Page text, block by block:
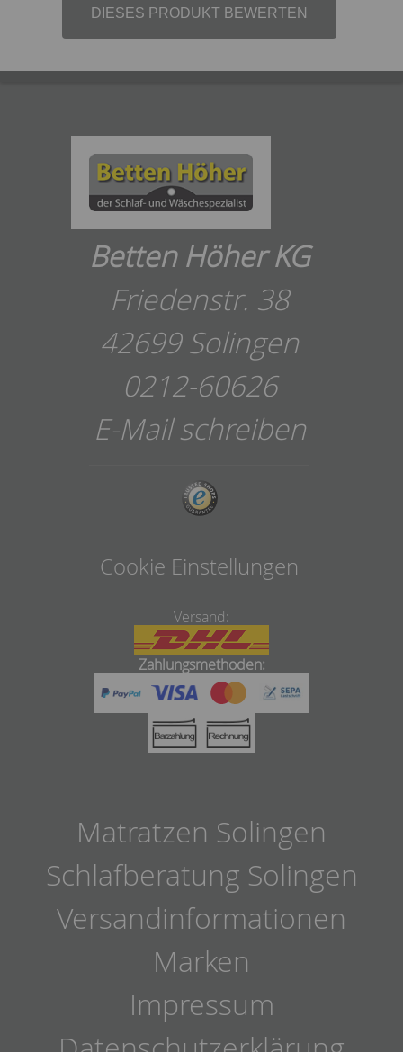
DIESES PRODUKT BEWERTEN
Betten Höher KG
Friedenstr. 38
42699 Solingen
0212-60626
E-Mail schreiben
Cookie Einstellungen
Versand:
Zahlungsmethoden:
Matratzen Solingen
Schlafberatung Solingen
Versandinformationen
Marken
Impressum